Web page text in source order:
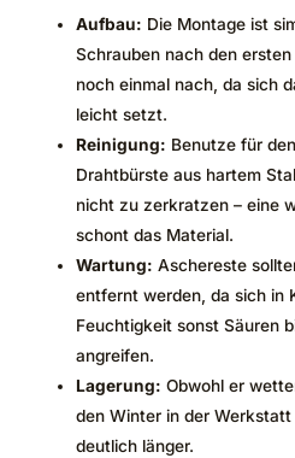
Aufbau: Die Montage ist
Schrauben nach den
noch einmal nach, da sich
leicht setzt.
Reinigung: Benutze für
Drahtbürste aus hartem
nicht zu zerkratzen – eine
schont das Material.
Wartung: Aschereste
entfernt werden, da sich in
Feuchtigkeit sonst Säuren
angreifen.
Lagerung: Obwohl er
den Winter in der
deutlich länger.